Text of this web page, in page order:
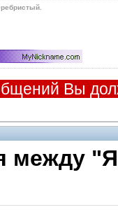
Вы
между